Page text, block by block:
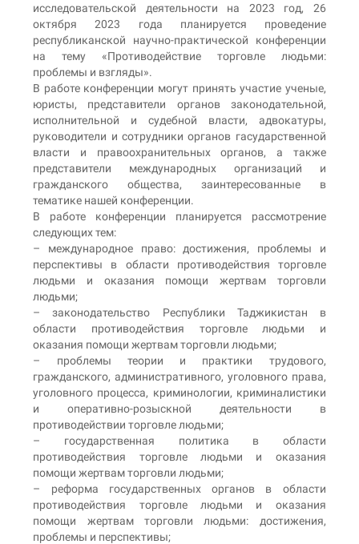
исследовательской деятельности на 2023 год, 26
октября 2023 года планируется проведение
республиканской научно-практической конференции
на тему «Противодействие торговле людьми:
проблемы и взгляды».
В работе конференции могут принять участие ученые,
юристы, представители органов законодательной,
исполнительной и судебной власти, адвокатуры,
руководители и сотрудники органов гасударственной
власти и правоохранительных органов, а также
представители международных организаций и
гражданского общества, заинтересованные в
тематике нашей конференции.
В работе конференции планируется рассмотрение
следующих тем:
– международное право: достижения, проблемы и
перспективы в области противодействия торговле
людьми и оказания помощи жертвам торговли
людьми;
– законодательство Республики Таджикистан в
области противодействия торговле людьми и
оказания помощи жертвам торговли людьми;
– проблемы теории и практики трудового,
гражданского, административного, уголовного права,
уголовного процесса, криминологии, криминалистики
и оперативно-розыскной деятельности в
противодействии торговле людьми;
– государственная политика в области
противодействия торговле людьми и оказания
помощи жертвам торговли людьми;
– реформа государственных органов в области
противодействия торговле людьми и оказания
помощи жертвам торговли людьми: достижения,
проблемы и перспективы;